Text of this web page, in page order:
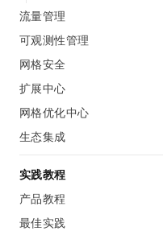
流量管理
可观测性管理
网格安全
扩展中心
网格优化中心
生态集成
实践教程
产品教程
最佳实践
迁移与运维管理
专有云